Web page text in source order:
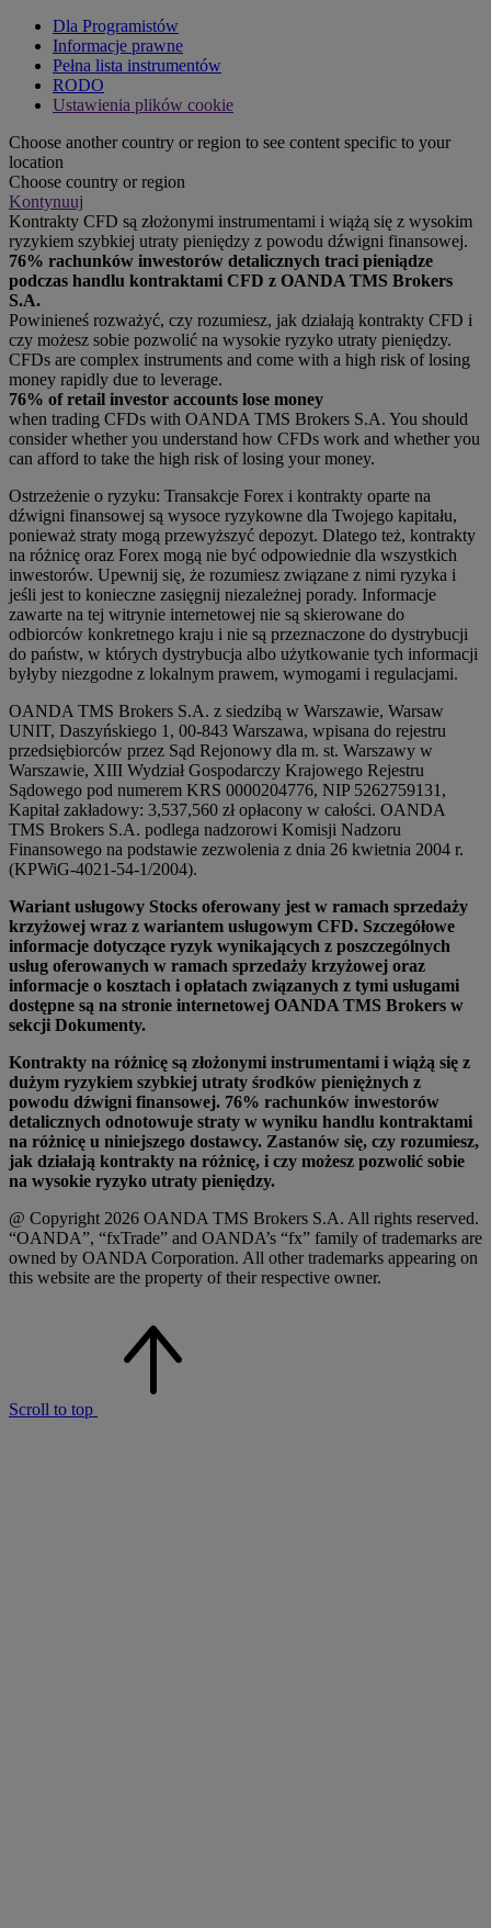
Dla Programistów
Informacje prawne
Pełna lista instrumentów
RODO
Ustawienia plików cookie
Choose another country or region to see content specific to your
location
Choose country or region
Kontynuuj
Kontrakty CFD są złożonymi instrumentami i wiążą się z wysokim
ryzykiem szybkiej utraty pieniędzy z powodu dźwigni finansowej.
76% rachunków inwestorów detalicznych traci pieniądze
podczas handlu kontraktami CFD z OANDA TMS Brokers
S.A.
Powinieneś rozważyć, czy rozumiesz, jak działają kontrakty CFD i
czy możesz sobie pozwolić na wysokie ryzyko utraty pieniędzy.
CFDs are complex instruments and come with a high risk of losing
money rapidly due to leverage.
76% of retail investor accounts lose money
when trading CFDs with OANDA TMS Brokers S.A. You should
consider whether you understand how CFDs work and whether you
can afford to take the high risk of losing your money.
Ostrzeżenie o ryzyku: Transakcje Forex i kontrakty oparte na
dźwigni finansowej są wysoce ryzykowne dla Twojego kapitału,
ponieważ straty mogą przewyższyć depozyt. Dlatego też, kontrakty
na różnicę oraz Forex mogą nie być odpowiednie dla wszystkich
inwestorów. Upewnij się, że rozumiesz związane z nimi ryzyka i
jeśli jest to konieczne zasięgnij niezależnej porady. Informacje
zawarte na tej witrynie internetowej nie są skierowane do
odbiorców konkretnego kraju i nie są przeznaczone do dystrybucji
do państw, w których dystrybucja albo użytkowanie tych informacji
byłyby niezgodne z lokalnym prawem, wymogami i regulacjami.
OANDA TMS Brokers S.A. z siedzibą w Warszawie, Warsaw
UNIT, Daszyńskiego 1, 00-843 Warszawa, wpisana do rejestru
przedsiębiorców przez Sąd Rejonowy dla m. st. Warszawy w
Warszawie, XIII Wydział Gospodarczy Krajowego Rejestru
Sądowego pod numerem KRS 0000204776, NIP 5262759131,
Kapitał zakładowy: 3,537,560 zł opłacony w całości. OANDA
TMS Brokers S.A. podlega nadzorowi Komisji Nadzoru
Finansowego na podstawie zezwolenia z dnia 26 kwietnia 2004 r.
(KPWiG-4021-54-1/2004).
Wariant usługowy Stocks oferowany jest w ramach sprzedaży
krzyżowej wraz z wariantem usługowym CFD. Szczegółowe
informacje dotyczące ryzyk wynikających z poszczególnych
usług oferowanych w ramach sprzedaży krzyżowej oraz
informacje o kosztach i opłatach związanych z tymi usługami
dostępne są na stronie internetowej OANDA TMS Brokers w
sekcji Dokumenty.
Kontrakty na różnicę są złożonymi instrumentami i wiążą się z
dużym ryzykiem szybkiej utraty środków pieniężnych z
powodu dźwigni finansowej. 76% rachunków inwestorów
detalicznych odnotowuje straty w wyniku handlu kontraktami
na różnicę u niniejszego dostawcy. Zastanów się, czy rozumiesz,
jak działają kontrakty na różnicę, i czy możesz pozwolić sobie
na wysokie ryzyko utraty pieniędzy.
@ Copyright 2026 OANDA TMS Brokers S.A. All rights reserved.
“OANDA”, “fxTrade” and OANDA’s “fx” family of trademarks are
owned by OANDA Corporation. All other trademarks appearing on
this website are the property of their respective owner.
Scroll to top